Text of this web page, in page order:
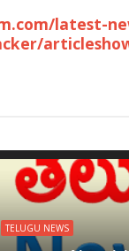
latest-
TELUGU NEWS